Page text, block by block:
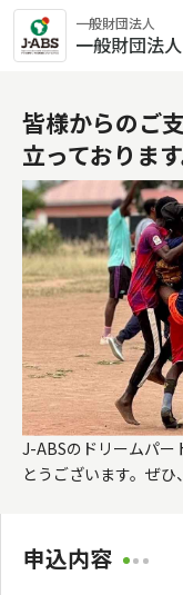
一般財団法人
一般財団法
皆様からのご
立っております
J-ABSのドリームパー
とうございます。ぜひ
申込内容